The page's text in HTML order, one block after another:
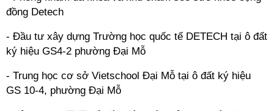
đồng Detech
- Đầu tư xây dựng Trường học quốc tế DETECH tại ô đất
ký hiệu GS4-2 phường Đại Mỗ
- Trung học cơ sở Vietschool Đại Mỗ tại ô đất ký hiệu
GS 10-4, phường Đại Mỗ